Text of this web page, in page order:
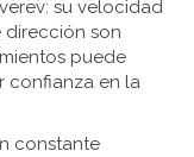
su velocidad
son
puede
confianza en la
constante